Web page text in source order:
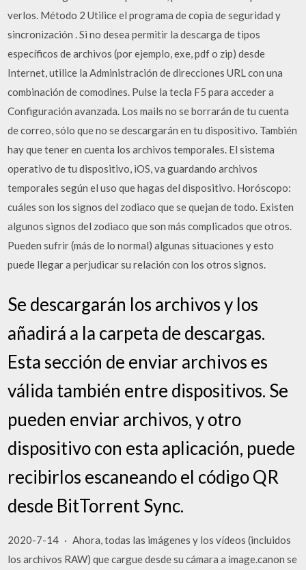
verlos. Método 2 Utilice el programa de copia de seguridad y
sincronización . Si no desea permitir la descarga de tipos
específicos de archivos (por ejemplo, exe, pdf o zip) desde
Internet, utilice la Administración de direcciones URL con una
combinación de comodines. Pulse la tecla F5 para acceder a
Configuración avanzada. Los mails no se borrarán de tu cuenta
de correo, sólo que no se descargarán en tu dispositivo. También
hay que tener en cuenta los archivos temporales. El sistema
operativo de tu dispositivo, iOS, va guardando archivos
temporales según el uso que hagas del dispositivo. Horóscopo:
cuáles son los signos del zodiaco que se quejan de todo. Existen
algunos signos del zodiaco que son más complicados que otros.
Pueden sufrir (más de lo normal) algunas situaciones y esto
puede llegar a perjudicar su relación con los otros signos.
Se descargarán los archivos y los
añadirá a la carpeta de descargas.
Esta sección de enviar archivos es
válida también entre dispositivos. Se
pueden enviar archivos, y otro
dispositivo con esta aplicación, puede
recibirlos escaneando el código QR
desde BitTorrent Sync.
2020-7-14 · Ahora, todas las imágenes y los vídeos (incluidos
los archivos RAW) que cargue desde su cámara a image.canon se